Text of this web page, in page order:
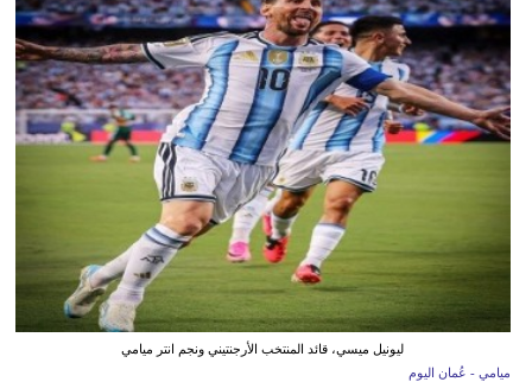
ليونيل ميسي، قائد المنتخب الأرجنتيني ونجم انتر ميامي
ميامي - عُمان اليوم